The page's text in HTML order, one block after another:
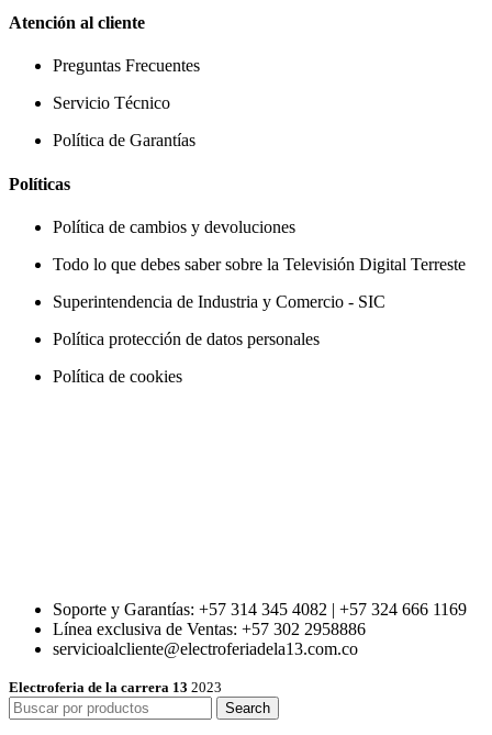
Atención al cliente
Preguntas Frecuentes
Servicio Técnico
Política de Garantías
Políticas
Política de cambios y devoluciones
Todo lo que debes saber sobre la Televisión Digital Terreste
Superintendencia de Industria y Comercio - SIC
Política protección de datos personales
Política de cookies
Soporte y Garantías: +57 314 345 4082 | +57 324 666 1169
Línea exclusiva de Ventas: +57 302 2958886
servicioalcliente@electroferiadela13.com.co
Electroferia de la carrera 13 2023
Search